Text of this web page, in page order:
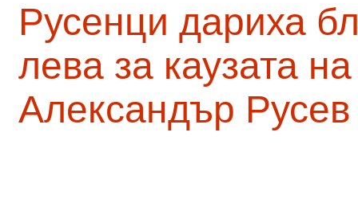
Русенци дариха
лева за каузата
Александър Русев